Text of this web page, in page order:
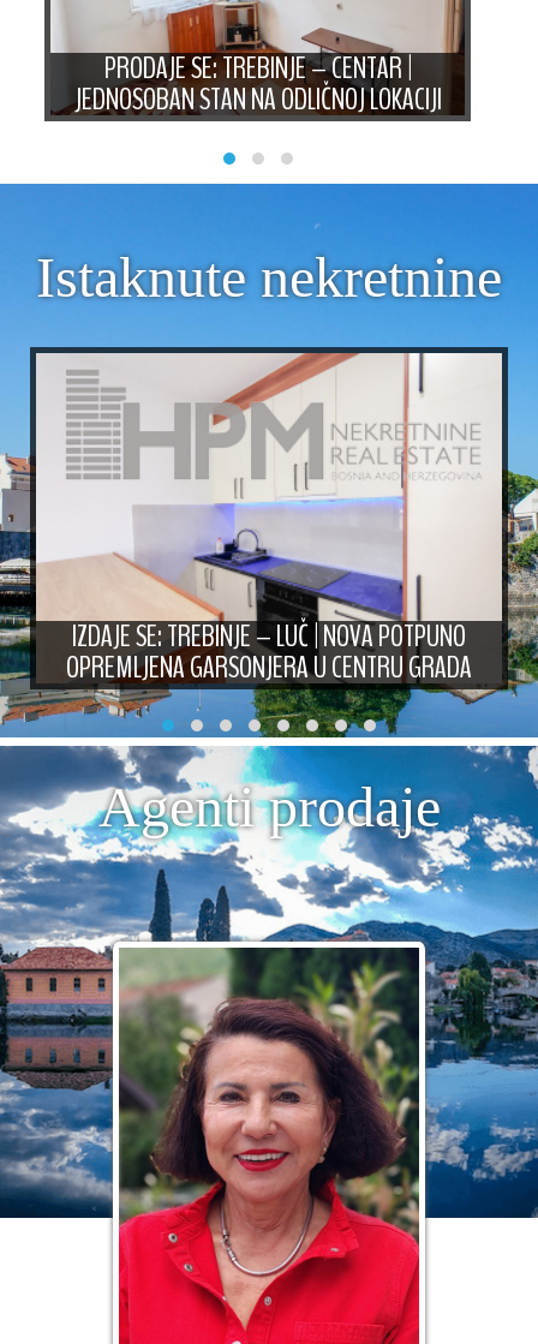
PRODAJE SE: TREBINJE – CENTAR |
JEDNOSOBAN STAN NA ODLIČNOJ LOKACIJI
Istaknute nekretnine
IZDAJE SE: TREBINJE – LUČ | NOVA POTPUNO
OPREMLJENA GARSONJERA U CENTRU GRADA
Agenti prodaje